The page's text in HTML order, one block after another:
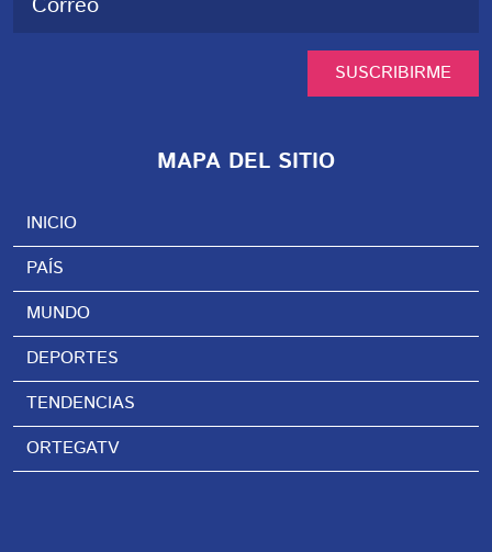
SUSCRIBIRME
MAPA DEL SITIO
INICIO
PAÍS
MUNDO
DEPORTES
TENDENCIAS
ORTEGATV